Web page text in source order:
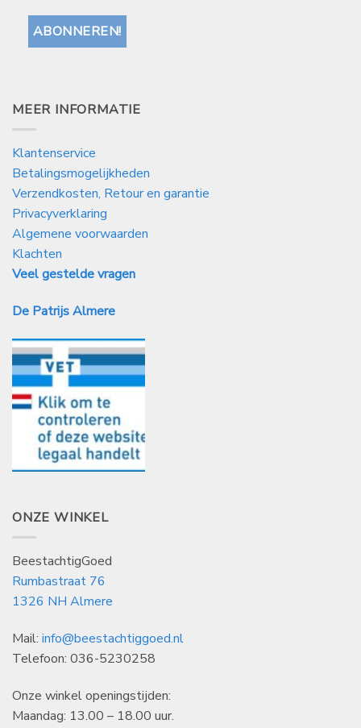
MEER INFORMATIE
Klantenservice
Betalingsmogelijkheden
Verzendkosten, Retour en garantie
Privacyverklaring
Algemene voorwaarden
Klachten
Veel gestelde vragen
De Patrijs Almere
ONZE WINKEL
BeestachtigGoed
Rumbastraat 76
1326 NH Almere
Mail: info@beestachtiggoed.nl
Telefoon: 036-5230258
Onze winkel openingstijden:
Maandag: 13.00 – 18.00 uur.